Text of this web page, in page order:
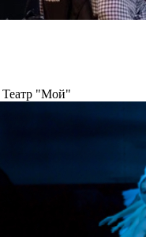
Театр "Мой"